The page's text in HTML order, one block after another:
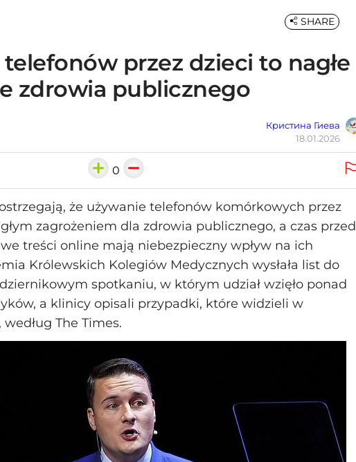
przez dzieci to nagłe
zdrowia publicznego
Кристина Гиева
18.01.2026
SHARE
0
że używanie telefonów komórkowych przez
zagrożeniem dla zdrowia publicznego, a czas przed
treści online mają niebezpieczny wpływ na ich
Królewskich Kolegiów Medycznych wysłała list do
spotkaniu, w którym udział wzięło ponad
a klinicy opisali przypadki, które widzieli w
The Times.